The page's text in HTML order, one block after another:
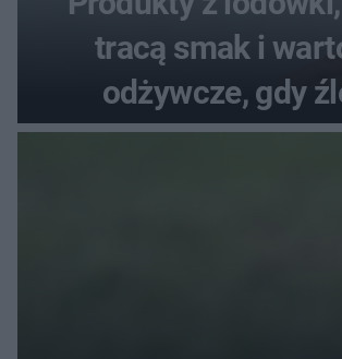
tracą smak i
odżywcze, gdy
przechowujesz.